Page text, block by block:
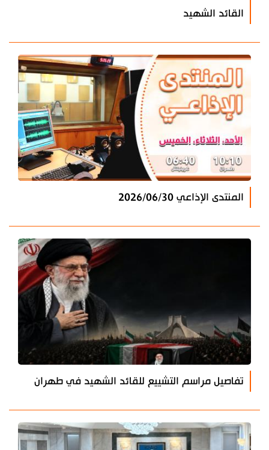
القائد الشهيد
المنتدى الإذاعي 2026/06/30
تفاصيل مراسم التشييع للقائد الشهيد في طهران